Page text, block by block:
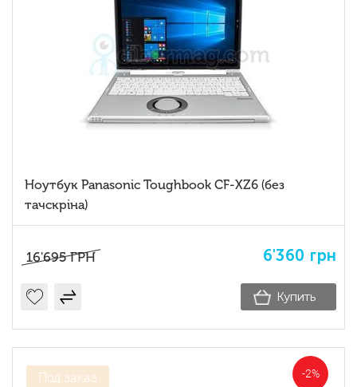
Ноутбук Panasonic Toughbook CF-XZ6 (без
тачскріна)
16'695 ГРН 6'360 грн
Купить
-2%
Под заказ